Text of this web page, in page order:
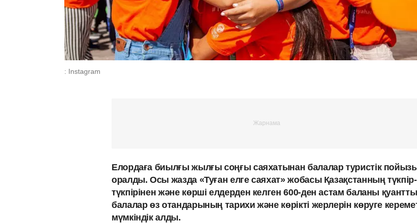
: Instagram
Елордаға биылғы жылғы соңғы саяхатынан балалар туристік
оралды. Осы жазда «Туған елге саяхат» жобасы Қазақстанның түкпір-
түкпірінен және көрші елдерден келген 600-ден астам баланы
балалар өз отандарының тарихи және көрікті жерлерін көруге
мүмкіндік алды.